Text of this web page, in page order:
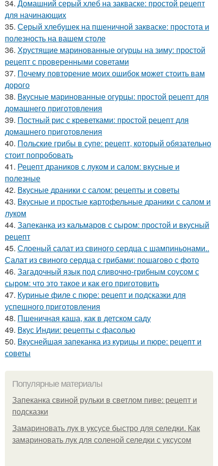
34. Домашний серый хлеб на закваске: простой рецепт
для начинающих
35. Серый хлебушек на пшеничной закваске: простота и
полезность на вашем столе
36. Хрустящие маринованные огурцы на зиму: простой
рецепт с проверенными советами
37. Почему повторение моих ошибок может стоить вам
дорого
38. Вкусные маринованные огурцы: простой рецепт для
домашнего приготовления
39. Постный рис с креветками: простой рецепт для
домашнего приготовления
40. Польские грибы в супе: рецепт, который обязательно
стоит попробовать
41. Рецепт драников с луком и салом: вкусные и
полезные
42. Вкусные драники с салом: рецепты и советы
43. Вкусные и простые картофельные драники с салом и
луком
44. Запеканка из кальмаров с сыром: простой и вкусный
рецепт
45. Слоеный салат из свиного сердца с шампиньонами..
Салат из свиного сердца с грибами: пошагово с фото
46. Загадочный язык под сливочно-грибным соусом с
сыром: что это такое и как его приготовить
47. Куриные филе с пюре: рецепт и подсказки для
успешного приготовления
48. Пшеничная каша, как в детском саду
49. Вкус Индии: рецепты с фасолью
50. Вкуснейшая запеканка из курицы и пюре: рецепт и
советы
Популярные материалы
Запеканка свиной рульки в светлом пиве: рецепт и
подсказки
Замариновать лук в уксусе быстро для селедки. Как
замариновать лук для соленой селедки с уксусом